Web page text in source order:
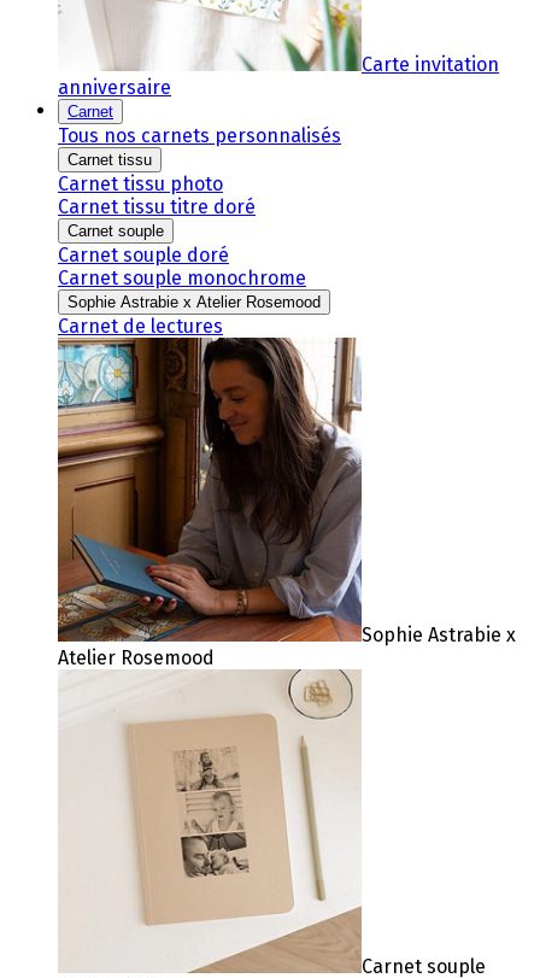
Carte invitation
anniversaire
Carnet
Tous nos carnets personnalisés
Carnet tissu
Carnet tissu photo
Carnet tissu titre doré
Carnet souple
Carnet souple doré
Carnet souple monochrome
Sophie Astrabie x Atelier Rosemood
Carnet de lectures
Sophie Astrabie x
Atelier Rosemood
Carnet souple